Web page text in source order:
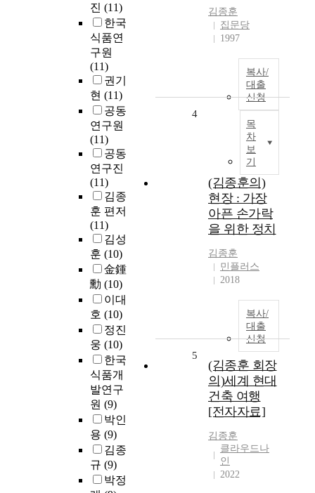
진 (11)
한국
식품연
구원
(11)
권기
현 (11)
공동
연구원
(11)
공동
연구진
(11)
김종
훈 편저
(11)
김성
훈 (10)
金鍾
勳 (10)
이대
호 (10)
정진
웅 (10)
한국
식품개
발연구
원 (9)
박인
용 (9)
김종
규 (9)
박정
김종훈
집문당
1997
복사/
대출
신청
목
차
보
기
4
(김종훈의)
현장 : 가장
아픈 손가락
을 위한 정치
김종훈
민플러스
2018
복사/
대출
신청
5
(김종훈 회장
의)세계 현대
건축 여행
[전자자료]
김종훈
클라우드나
인
2022